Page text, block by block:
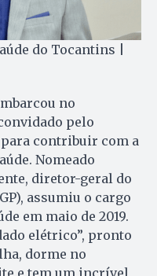
do Tocantins |
no
pelo
contribuir com a
Nomeado
diretor-geral do
assumiu o cargo
em maio de 2019.
elétrico”, pronto
dorme no